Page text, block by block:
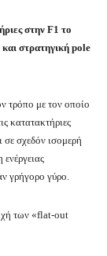
στην F1 το
στρατηγική pole
τρόπο με τον οποίο
κατατακτήριες
σε σχεδόν ισομερή
γρήγορο γύρο.
των «flat-out